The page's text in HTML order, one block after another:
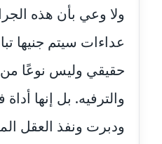
مدونة اسيمة
عاملة
مدونة أشرف القط
عاملة
عاملة
ولا وعي بأن هذه
عداءات سيتم جنيها
حقيقي وليس نوعًا من
والترفيه. بل إنها
ودبرت ونفذ العقل